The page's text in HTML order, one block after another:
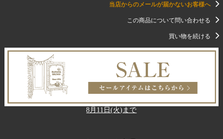
当店からのメールが届かないお客様へ
この商品について問い合わせる
買い物を続ける
8月11日(火)まで